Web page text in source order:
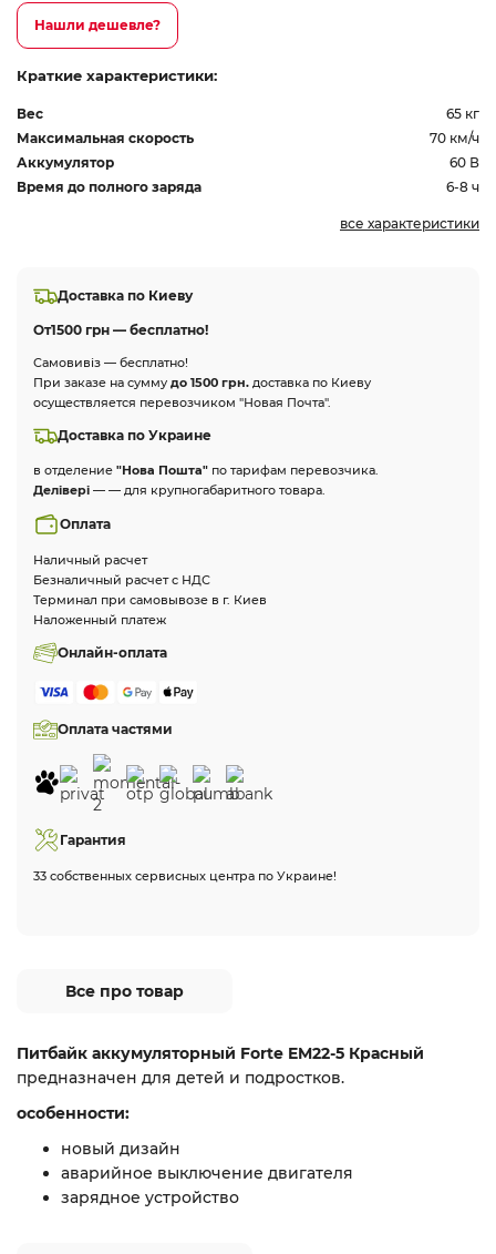
Нашли дешевле?
Краткие характеристики:
Вес
65 кг
Максимальная скорость
70 км/ч
Аккумулятор
60 В
Время до полного заряда
6-8 ч
все характеристики
Доставка по Киеву
От1500 грн — бесплатно!
Самовивіз — бесплатно!
При заказе на сумму до 1500 грн. доставка по Киеву
осуществляется перевозчиком "Новая Почта".
Доставка по Украине
в отделение "Нова Пошта" по тарифам перевозчика.
Делівері — — для крупногабаритного товара.
Оплата
Наличный расчет
Безналичный расчет с НДС
Терминал при самовывозе в г. Киев
Наложенный платеж
Онлайн-оплата
Оплата частями
Гарантия
33 собственных сервисных центра по Украине!
Все про товар
Питбайк аккумуляторный Forte EM22-5 Красный
предназначен для детей и подростков.
особенности:
новый дизайн
аварийное выключение двигателя
зарядное устройство